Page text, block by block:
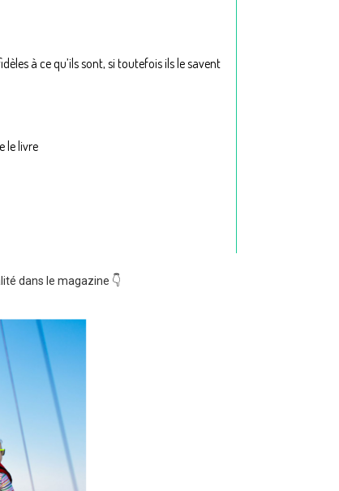
à ce qu’ils sont, si toutefois ils le savent
le livre
dans le magazine 👇